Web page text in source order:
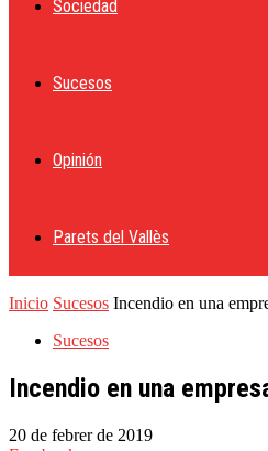
Sociedad
Sucesos
Opinión
Parets del Vallès
Inicio Sucesos Incendio en una
Sucesos
Incendio en una
20 de febrer de 2019